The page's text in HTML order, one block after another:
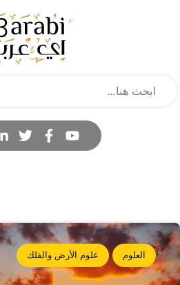
العلوم علوم الأرض والفلك